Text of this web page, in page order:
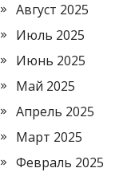
Август 2025
Июль 2025
Июнь 2025
Май 2025
Апрель 2025
Март 2025
Февраль 2025